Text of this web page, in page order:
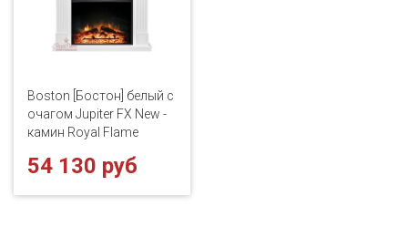
Boston [Бостон] белый с
очагом Jupiter FX New -
камин Royal Flame
54 130 руб